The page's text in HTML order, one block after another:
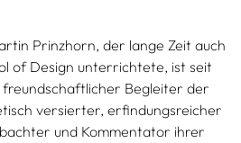
Prinzhorn, der lange Zeit auch
of Design unterrichtete, ist seit
Begleiter der
versierter, erfindungsreicher
und Kommentator ihrer